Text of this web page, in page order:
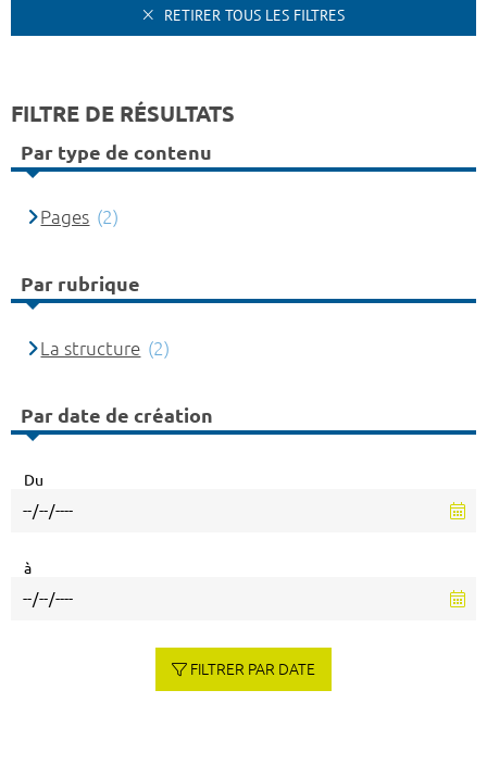
RETIRER TOUS LES FILTRES
FILTRE DE RÉSULTATS
Par type de contenu
Pages (2)
Par rubrique
La structure (2)
Par date de création
Du
à
FILTRER PAR DATE